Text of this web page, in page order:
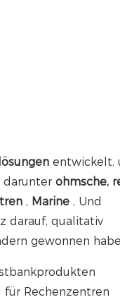
entwickelt,
darunter ohmsche,
, Marine , Und
darauf, qualitativ
gewonnen
für Rechenzentren